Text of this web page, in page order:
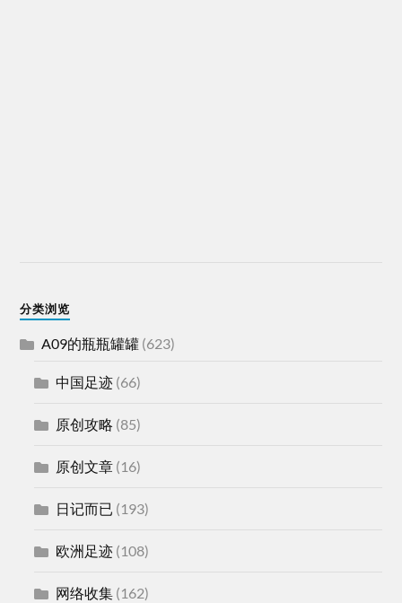
分类浏览
A09的瓶瓶罐罐 (623)
中国足迹 (66)
原创攻略 (85)
原创文章 (16)
日记而已 (193)
欧洲足迹 (108)
网络收集 (162)